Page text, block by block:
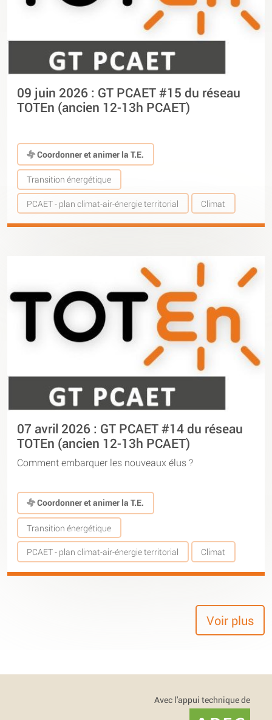
09 juin 2026 : GT PCAET #15 du réseau
TOTEn (ancien 12-13h PCAET)
Coordonner et animer la T.E.
Transition énergétique
PCAET - plan climat-air-énergie territorial Climat
07 avril 2026 : GT PCAET #14 du réseau
TOTEn (ancien 12-13h PCAET)
Comment embarquer les nouveaux élus ?
Coordonner et animer la T.E.
Transition énergétique
PCAET - plan climat-air-énergie territorial Climat
Voir plus
Avec l'appui technique de